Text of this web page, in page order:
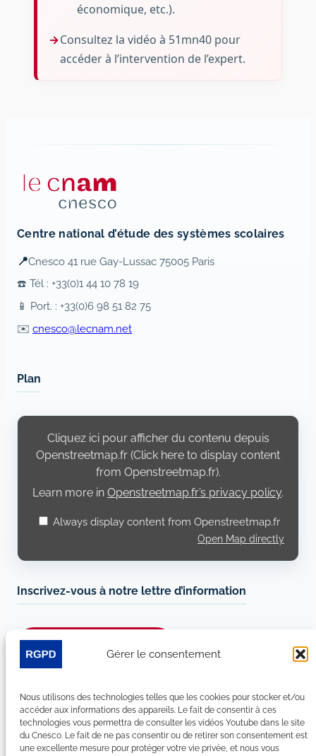
Gérer le consentement
Nous utilisons des technologies telles que les cookies pour stocker et/ou
accéder aux informations des appareils. Le fait de consentir à ces
technologies vous permettra de consulter les vidéos Youtube dans le site
du Cnesco. Le fait de ne pas consentir ou de retirer son consentement est
une excellente mesure pour protéger votre vie privée, et nous vous
économique, etc.).
Consultez la vidéo à 51mn40 pour
accéder à l’intervention de l’expert.
Centre national d’étude des systèmes scolaires
📍Cnesco 41 rue Gay-Lussac 75005 Paris
☎️ Tél : +33(0)1 44 10 78 19
📱 Port. : +33(0)6 98 51 82 75
✉️ cnesco@lecnam.net
Plan
Display
Openstreetmap.fr
Cliquez ici pour afficher du contenu depuis
Openstreetmap.fr (Click here to display content
from Openstreetmap.fr).
Learn more in Openstreetmap.fr’s privacy policy.
Always display content from Openstreetmap.fr
Open Map directly
Inscrivez-vous à notre lettre d’information
Je m’abonne à la newsletter
LinkedIn
YouTube
Facebook
Bluesky